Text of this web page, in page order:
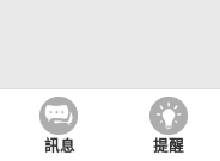
訊息 提醒